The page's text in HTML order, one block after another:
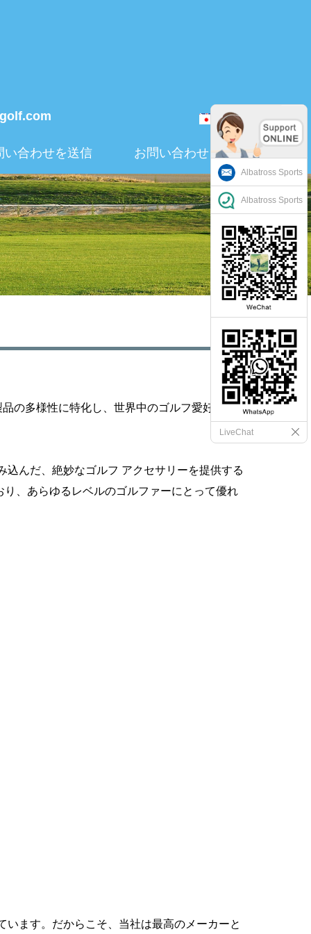
日本語
い合わせを送信 お問い合わせ
の多様性に特化し、世界中のゴルフ愛好家の
んだ、絶妙なゴルフ アクセサリーを提供する
、あらゆるレベルのゴルファーにとって優れ
ます。だからこそ、当社は最高のメーカーと
Albatross Sports
Albatross Sports
LiveChat